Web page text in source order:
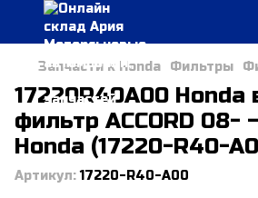
Запчасти к Honda Фильтры
17220R40A00
фильтр ACCORD 08-
Honda (17220-R40-
Артикул:17220-R40-A00